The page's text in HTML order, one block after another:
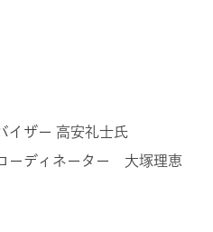
ザー 高安礼士氏
ディネーター 大塚理恵